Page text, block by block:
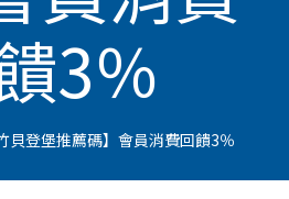
3％
貝登堡推薦碼】會員消費回饋3％